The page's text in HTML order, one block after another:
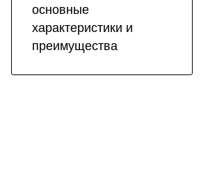
основные
характеристики и
преимущества